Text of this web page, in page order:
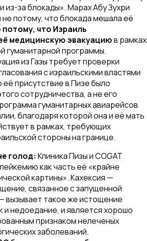
из-за блокады». Марах Абу Зухри
не потому, что блокада мешала её
что Израиль
медицинскую эвакуациюв рамках
гуманитарной программы.
из Газы требует проверки
с израильскими властями
её присутствие в Пизе было
сотрудничества, а не его
гуманитарных авиарейсов
благодаря которой она и её мать
в рамках, требующих
стороны на границе.
голод: Клиника Пизы и COGAT
как часть её «крайне
картины». Кахексия —
связанное с запущенной
вызывает такое же истощение
и недоедание, и является хорошо
признаком нелеченых
заболеваний.